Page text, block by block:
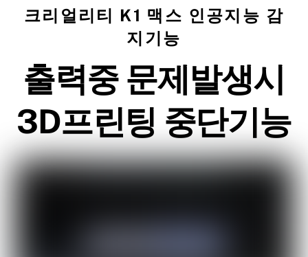
크리얼리티 K1 맥스 인공지능 감
지기능
출력중 문제발생시
3D프린팅 중단기능